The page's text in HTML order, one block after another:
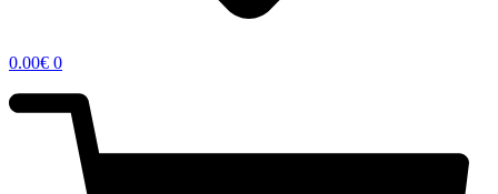
0.00€ 0